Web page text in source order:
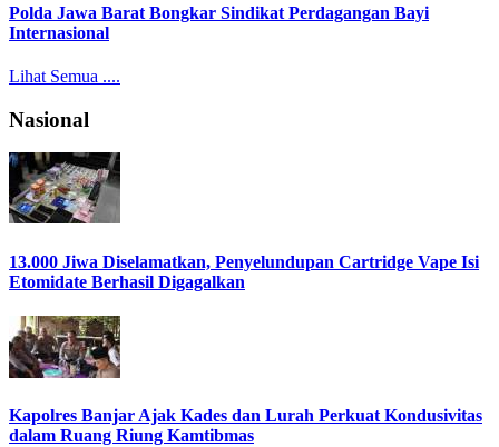
Polda Jawa Barat Bongkar Sindikat Perdagangan Bayi
Internasional
Lihat Semua ....
Nasional
13.000 Jiwa Diselamatkan, Penyelundupan Cartridge Vape Isi
Etomidate Berhasil Digagalkan
Kapolres Banjar Ajak Kades dan Lurah Perkuat Kondusivitas
dalam Ruang Riung Kamtibmas